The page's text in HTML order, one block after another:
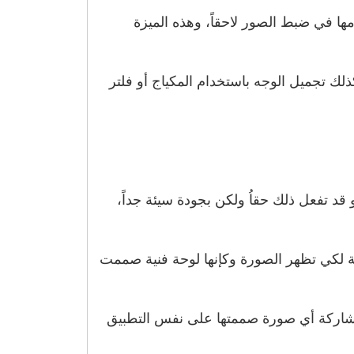
في ضبط الصور لاحقاً، وهذه الميزة
تجميل الوجه باستخدام المكياج أو فلتر
تفعل ذلك حقاُ ولكن بجودة سيئة جداً،
لكي تظهر الصورة وكإنها لوحة فنية صممت
أي صورة صممتها على نفس التطبيق